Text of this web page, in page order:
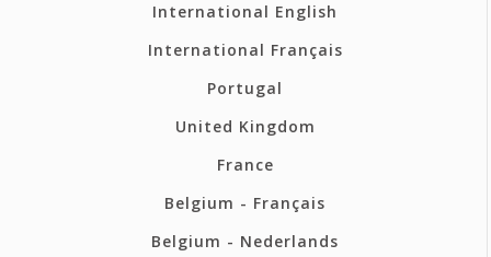
International English
International Français
Portugal
United Kingdom
France
Belgium - Français
Belgium - Nederlands